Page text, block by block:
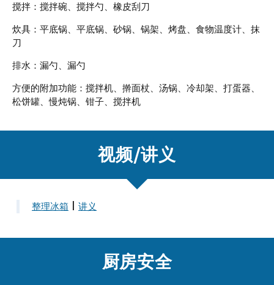
搅拌：搅拌碗、搅拌勺、橡皮刮刀
炊具：平底锅、平底锅、砂锅、锅架、烤盘、食物温度计、抹
刀
排水：漏勺、漏勺
方便的附加功能：搅拌机、擀面杖、汤锅、冷却架、打蛋器、
松饼罐、慢炖锅、钳子、搅拌机
视频/讲义
整理冰箱 讲义
厨房安全